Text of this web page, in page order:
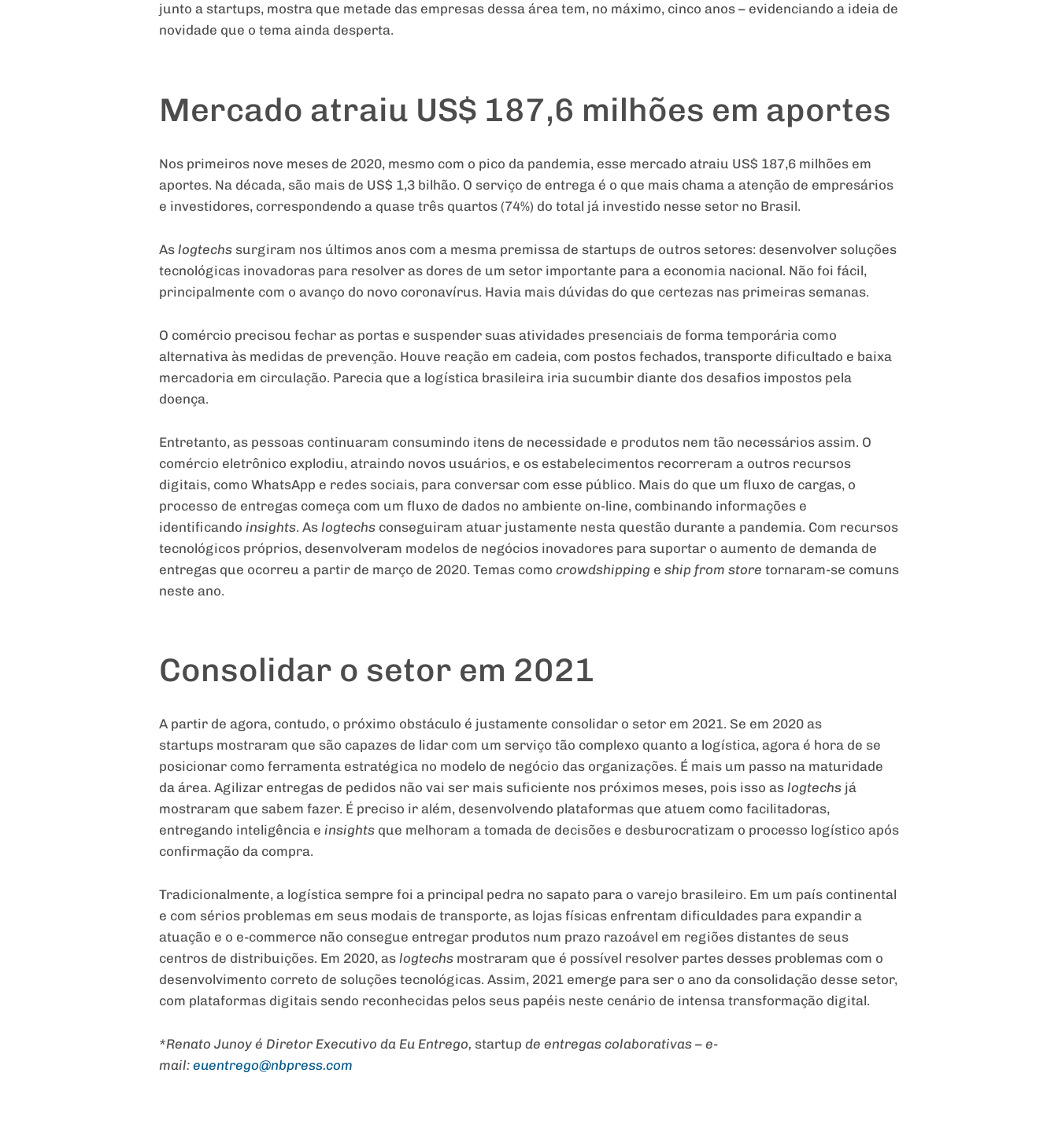
junto a startups, mostra que metade das empresas dessa área tem, no máximo, cinco anos – evidenciando a ideia de
novidade que o tema ainda desperta.
Mercado atraiu US$ 187,6 milhões em aportes
Nos primeiros nove meses de 2020, mesmo com o pico da pandemia, esse mercado atraiu US$ 187,6 milhões em
aportes. Na década, são mais de US$ 1,3 bilhão. O serviço de entrega é o que mais chama a atenção de empresários
e investidores, correspondendo a quase três quartos (74%) do total já investido nesse setor no Brasil.
As logtechs surgiram nos últimos anos com a mesma premissa de startups de outros setores: desenvolver soluções
tecnológicas inovadoras para resolver as dores de um setor importante para a economia nacional. Não foi fácil,
principalmente com o avanço do novo coronavírus. Havia mais dúvidas do que certezas nas primeiras semanas.
O comércio precisou fechar as portas e suspender suas atividades presenciais de forma temporária como
alternativa às medidas de prevenção. Houve reação em cadeia, com postos fechados, transporte dificultado e baixa
mercadoria em circulação. Parecia que a logística brasileira iria sucumbir diante dos desafios impostos pela
doença.
Entretanto, as pessoas continuaram consumindo itens de necessidade e produtos nem tão necessários assim. O
comércio eletrônico explodiu, atraindo novos usuários, e os estabelecimentos recorreram a outros recursos
digitais, como WhatsApp e redes sociais, para conversar com esse público. Mais do que um fluxo de cargas, o
processo de entregas começa com um fluxo de dados no ambiente on-line, combinando informações e
identificando insights. As logtechs conseguiram atuar justamente nesta questão durante a pandemia. Com recursos
tecnológicos próprios, desenvolveram modelos de negócios inovadores para suportar o aumento de demanda de
entregas que ocorreu a partir de março de 2020. Temas como crowdshipping e ship from store tornaram-se comuns
neste ano.
Consolidar o setor em 2021
A partir de agora, contudo, o próximo obstáculo é justamente consolidar o setor em 2021. Se em 2020 as
startups mostraram que são capazes de lidar com um serviço tão complexo quanto a logística, agora é hora de se
posicionar como ferramenta estratégica no modelo de negócio das organizações. É mais um passo na maturidade
da área. Agilizar entregas de pedidos não vai ser mais suficiente nos próximos meses, pois isso as logtechs já
mostraram que sabem fazer. É preciso ir além, desenvolvendo plataformas que atuem como facilitadoras,
entregando inteligência e insights que melhoram a tomada de decisões e desburocratizam o processo logístico após
confirmação da compra.
Tradicionalmente, a logística sempre foi a principal pedra no sapato para o varejo brasileiro. Em um país continental
e com sérios problemas em seus modais de transporte, as lojas físicas enfrentam dificuldades para expandir a
atuação e o e-commerce não consegue entregar produtos num prazo razoável em regiões distantes de seus
centros de distribuições. Em 2020, as logtechs mostraram que é possível resolver partes desses problemas com o
desenvolvimento correto de soluções tecnológicas. Assim, 2021 emerge para ser o ano da consolidação desse setor,
com plataformas digitais sendo reconhecidas pelos seus papéis neste cenário de intensa transformação digital.
*Renato Junoy é Diretor Executivo da Eu Entrego, startup de entregas colaborativas – e-
mail: euentrego@nbpress.com